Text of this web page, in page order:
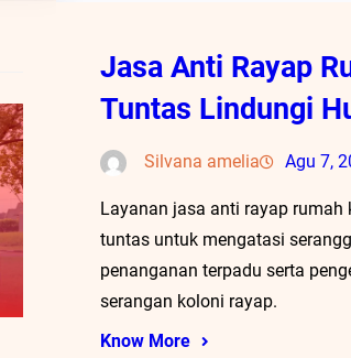
Jasa Anti Rayap
Tuntas Lindungi
Silvana amelia Agu 7,
Layanan jasa anti rayap rumah
tuntas untuk mengatasi
penanganan terpadu serta
serangan koloni rayap.
Know More